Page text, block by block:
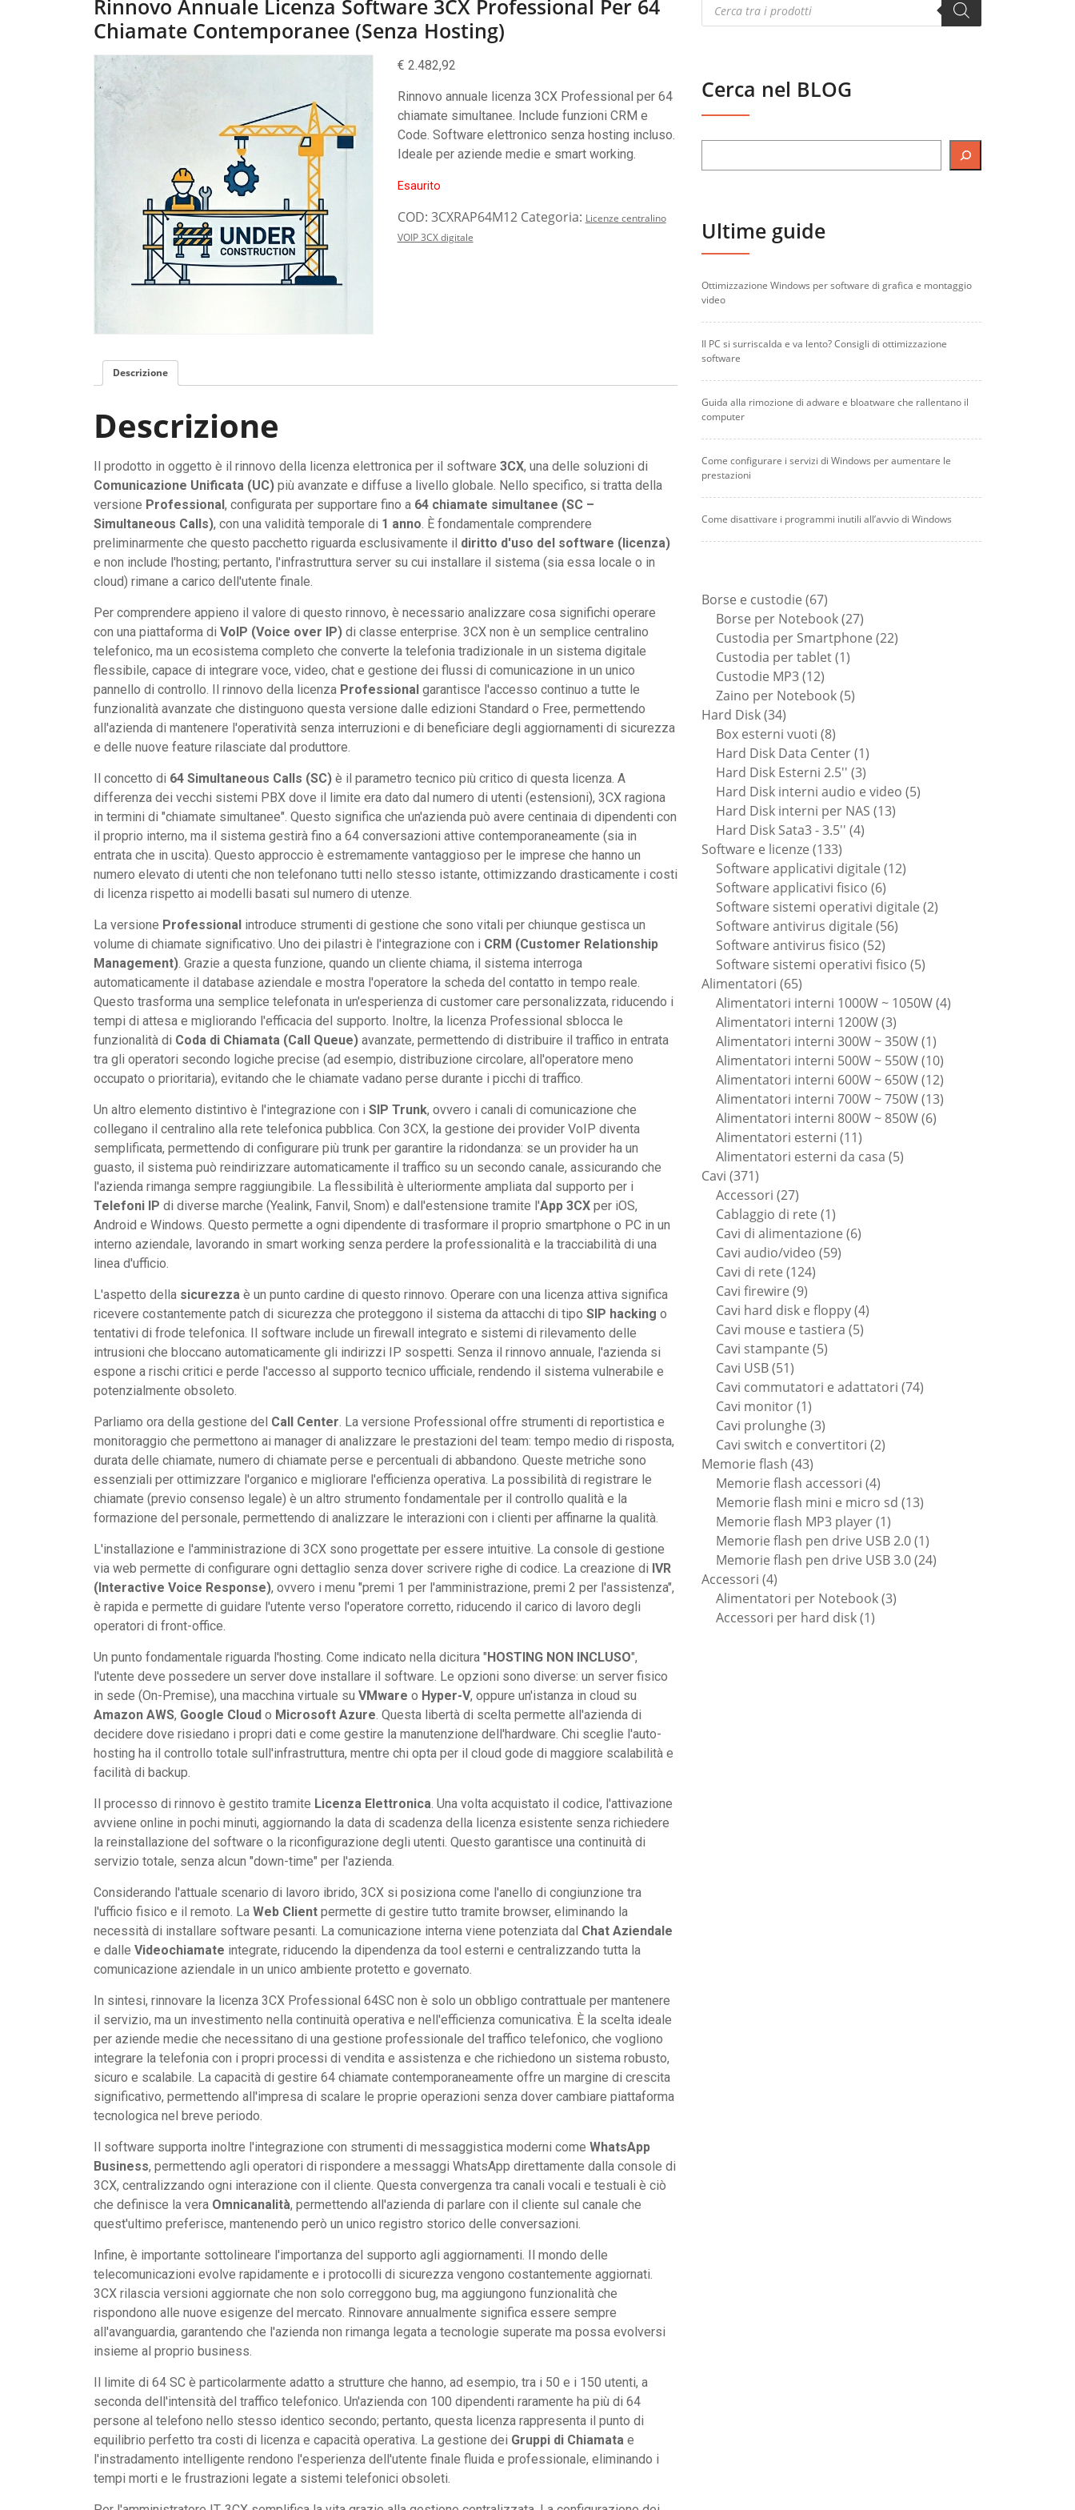
Rinnovo Annuale Licenza Software 3CX Professional Per 64
Chiamate Contemporanee (senza Hosting)
€ 2.482,92
Rinnovo annuale licenza 3CX Professional per 64
chiamate simultanee. Include funzioni CRM e
Code. Software elettronico senza hosting incluso.
Ideale per aziende medie e smart working.
Esaurito
COD: 3CXRAP64M12 Categoria: Licenze centralino
VOIP 3CX digitale
Descrizione
Descrizione
Il prodotto in oggetto è il rinnovo della licenza elettronica per il software 3CX, una delle soluzioni di
Comunicazione Unificata (UC) più avanzate e diffuse a livello globale. Nello specifico, si tratta della
versione Professional , configurata per supportare fino a 64 chiamate simultanee (SC –
Simultaneous Calls), con una validità temporale di 1 anno. È fondamentale comprendere
preliminarmente che questo pacchetto riguarda esclusivamente il diritto d'uso del software (licenza)
e non include l'hosting; pertanto, l'infrastruttura server su cui installare il sistema (sia essa locale o in
cloud) rimane a carico dell'utente finale.
Per comprendere appieno il valore di questo rinnovo, è necessario analizzare cosa significhi operare
con una piattaforma di VoIP (Voice over IP) di classe enterprise. 3CX non è un semplice centralino
telefonico, ma un ecosistema completo che converte la telefonia tradizionale in un sistema digitale
flessibile, capace di integrare voce, video, chat e gestione dei flussi di comunicazione in un unico
pannello di controllo. Il rinnovo della licenza Professional garantisce l'accesso continuo a tutte le
funzionalità avanzate che distinguono questa versione dalle edizioni Standard o Free, permettendo
all'azienda di mantenere l'operatività senza interruzioni e di beneficiare degli aggiornamenti di sicurezza
e delle nuove feature rilasciate dal produttore.
Il concetto di 64 Simultaneous Calls (SC) è il parametro tecnico più critico di questa licenza. A
differenza dei vecchi sistemi PBX dove il limite era dato dal numero di utenti (estensioni), 3CX ragiona
in termini di "chiamate simultanee". Questo significa che un'azienda può avere centinaia di dipendenti con
il proprio interno, ma il sistema gestirà fino a 64 conversazioni attive contemporaneamente (sia in
entrata che in uscita). Questo approccio è estremamente vantaggioso per le imprese che hanno un
numero elevato di utenti che non telefonano tutti nello stesso istante, ottimizzando drasticamente i costi
di licenza rispetto ai modelli basati sul numero di utenze.
La versione Professional introduce strumenti di gestione che sono vitali per chiunque gestisca un
volume di chiamate significativo. Uno dei pilastri è l'integrazione con i CRM (Customer Relationship
Management). Grazie a questa funzione, quando un cliente chiama, il sistema interroga
automaticamente il database aziendale e mostra l'operatore la scheda del contatto in tempo reale.
Questo trasforma una semplice telefonata in un'esperienza di customer care personalizzata, riducendo i
tempi di attesa e migliorando l'efficacia del supporto. Inoltre, la licenza Professional sblocca le
funzionalità di Coda di Chiamata (Call Queue) avanzate, permettendo di distribuire il traffico in entrata
tra gli operatori secondo logiche precise (ad esempio, distribuzione circolare, all'operatore meno
occupato o prioritaria), evitando che le chiamate vadano perse durante i picchi di traffico.
Un altro elemento distintivo è l'integrazione con i SIP Trunk, ovvero i canali di comunicazione che
collegano il centralino alla rete telefonica pubblica. Con 3CX, la gestione dei provider VoIP diventa
semplificata, permettendo di configurare più trunk per garantire la ridondanza: se un provider ha un
guasto, il sistema può reindirizzare automaticamente il traffico su un secondo canale, assicurando che
l'azienda rimanga sempre raggiungibile. La flessibilità è ulteriormente ampliata dal supporto per i
Telefoni IP di diverse marche (Yealink, Fanvil, Snom) e dall'estensione tramite l'App 3CX per iOS,
Android e Windows. Questo permette a ogni dipendente di trasformare il proprio smartphone o PC in un
interno aziendale, lavorando in smart working senza perdere la professionalità e la tracciabilità di una
linea d'ufficio.
L'aspetto della sicurezza è un punto cardine di questo rinnovo. Operare con una licenza attiva significa
ricevere costantemente patch di sicurezza che proteggono il sistema da attacchi di tipo SIP hacking o
tentativi di frode telefonica. Il software include un firewall integrato e sistemi di rilevamento delle
intrusioni che bloccano automaticamente gli indirizzi IP sospetti. Senza il rinnovo annuale, l'azienda si
espone a rischi critici e perde l'accesso al supporto tecnico ufficiale, rendendo il sistema vulnerabile e
potenzialmente obsoleto.
Parliamo ora della gestione del Call Center. La versione Professional offre strumenti di reportistica e
monitoraggio che permettono ai manager di analizzare le prestazioni del team: tempo medio di risposta,
durata delle chiamate, numero di chiamate perse e percentuali di abbandono. Queste metriche sono
essenziali per ottimizzare l'organico e migliorare l'efficienza operativa. La possibilità di registrare le
chiamate (previo consenso legale) è un altro strumento fondamentale per il controllo qualità e la
formazione del personale, permettendo di analizzare le interazioni con i clienti per affinarne la qualità.
L'installazione e l'amministrazione di 3CX sono progettate per essere intuitive. La console di gestione
via web permette di configurare ogni dettaglio senza dover scrivere righe di codice. La creazione di IVR
(Interactive Voice Response), ovvero i menu "premi 1 per l'amministrazione, premi 2 per l'assistenza",
è rapida e permette di guidare l'utente verso l'operatore corretto, riducendo il carico di lavoro degli
operatori di front-office.
Un punto fondamentale riguarda l'hosting. Come indicato nella dicitura " HOSTING NON INCLUSO",
l'utente deve possedere un server dove installare il software. Le opzioni sono diverse: un server fisico
in sede (On-Premise), una macchina virtuale su VMware o Hyper-V, oppure un'istanza in cloud su
Amazon AWS, Google Cloud o Microsoft Azure. Questa libertà di scelta permette all'azienda di
decidere dove risiedano i propri dati e come gestire la manutenzione dell'hardware. Chi sceglie l'auto-
hosting ha il controllo totale sull'infrastruttura, mentre chi opta per il cloud gode di maggiore scalabilità e
facilità di backup.
Il processo di rinnovo è gestito tramite Licenza Elettronica. Una volta acquistato il codice, l'attivazione
avviene online in pochi minuti, aggiornando la data di scadenza della licenza esistente senza richiedere
la reinstallazione del software o la riconfigurazione degli utenti. Questo garantisce una continuità di
servizio totale, senza alcun "down-time" per l'azienda.
Considerando l'attuale scenario di lavoro ibrido, 3CX si posiziona come l'anello di congiunzione tra
l'ufficio fisico e il remoto. La Web Client permette di gestire tutto tramite browser, eliminando la
necessità di installare software pesanti. La comunicazione interna viene potenziata dal Chat Aziendale
e dalle Videochiamate integrate, riducendo la dipendenza da tool esterni e centralizzando tutta la
comunicazione aziendale in un unico ambiente protetto e governato.
In sintesi, rinnovare la licenza 3CX Professional 64SC non è solo un obbligo contrattuale per mantenere
il servizio, ma un investimento nella continuità operativa e nell'efficienza comunicativa. È la scelta ideale
per aziende medie che necessitano di una gestione professionale del traffico telefonico, che vogliono
integrare la telefonia con i propri processi di vendita e assistenza e che richiedono un sistema robusto,
sicuro e scalabile. La capacità di gestire 64 chiamate contemporaneamente offre un margine di crescita
significativo, permettendo all'impresa di scalare le proprie operazioni senza dover cambiare piattaforma
tecnologica nel breve periodo.
Il software supporta inoltre l'integrazione con strumenti di messaggistica moderni come WhatsApp
Business, permettendo agli operatori di rispondere a messaggi WhatsApp direttamente dalla console di
3CX, centralizzando ogni interazione con il cliente. Questa convergenza tra canali vocali e testuali è ciò
che definisce la vera Omnicanalità, permettendo all'azienda di parlare con il cliente sul canale che
quest'ultimo preferisce, mantenendo però un unico registro storico delle conversazioni.
Infine, è importante sottolineare l'importanza del supporto agli aggiornamenti. Il mondo delle
telecomunicazioni evolve rapidamente e i protocolli di sicurezza vengono costantemente aggiornati.
3CX rilascia versioni aggiornate che non solo correggono bug, ma aggiungono funzionalità che
rispondono alle nuove esigenze del mercato. Rinnovare annualmente significa essere sempre
all'avanguardia, garantendo che l'azienda non rimanga legata a tecnologie superate ma possa evolversi
insieme al proprio business.
Il limite di 64 SC è particolarmente adatto a strutture che hanno, ad esempio, tra i 50 e i 150 utenti, a
seconda dell'intensità del traffico telefonico. Un'azienda con 100 dipendenti raramente ha più di 64
persone al telefono nello stesso identico secondo; pertanto, questa licenza rappresenta il punto di
equilibrio perfetto tra costi di licenza e capacità operativa. La gestione dei Gruppi di Chiamata e
l'instradamento intelligente rendono l'esperienza dell'utente finale fluida e professionale, eliminando i
tempi morti e le frustrazioni legate a sistemi telefonici obsoleti.
search
Cerca nel BLOG
Ultime guide
Ottimizzazione Windows per software di grafica e montaggio
video
Il PC si surriscalda e va lento? Consigli di ottimizzazione
software
Guida alla rimozione di adware e bloatware che rallentano il
computer
Come configurare i servizi di Windows per aumentare le
prestazioni
Come disattivare i programmi inutili all’avvio di Windows
Borse e custodie 6767
prodotti
Borse per Notebook 2727
prodotti
Custodia per Smartphone 2222
Custodia per tablet 11
Custodie MP3 1212
prodotti
Zaino per Notebook 55
Hard Disk 3434
prodotti
Box esterni vuoti 88
prodotti
Hard Disk Data Center 11
prodotto
Hard Disk Esterni 2.5'' 33
prodotti
Hard Disk interni audio e video 55
Hard Disk interni per NAS 1313
Hard Disk Sata3 - 3.5'' 44
Software e licenze 133133
prodotti
Software applicativi digitale 1212
Software applicativi fisico 66
prodotti
Software sistemi operativi digitale 22
Software antivirus digitale 5656
Software antivirus fisico 5252
prodotti
Software sistemi operativi fisico 55
Alimentatori 6565
prodotti
Alimentatori interni 1000W ~ 1050W 44
Alimentatori interni 1200W 33
prodotti
Alimentatori interni 300W ~ 350W 11
prodotto
Alimentatori interni 500W ~ 550W 1010
prodotti
Alimentatori interni 600W ~ 650W 1212
prodotti
Alimentatori interni 700W ~ 750W 1313
Alimentatori interni 800W ~ 850W 66
Alimentatori esterni 1111
prodotti
Alimentatori esterni da casa 55
Cavi 371371
prodotti
Accessori 2727
prodotti
Cablaggio di rete 11
prodotto
Cavi di alimentazione 66
Cavi audio/video 5959
Cavi di rete 124124
Cavi firewire 99
prodotti
Cavi hard disk e floppy 44
Cavi mouse e tastiera 55
Cavi stampante 55
Cavi USB 5151
prodotti
Cavi commutatori e adattatori 7474
Cavi monitor 11
prodotto
Cavi prolunghe 33
prodotti
Cavi switch e convertitori 22
Memorie flash 4343
prodotti
Memorie flash accessori 44
prodotti
Memorie flash mini e micro sd 1313
Memorie flash MP3 player 11
prodotto
Memorie flash pen drive USB 2.0 11
prodotto
Memorie flash pen drive USB 3.0 2424
Accessori 44
prodotti
Alimentatori per Notebook 33
Accessori per hard disk 11